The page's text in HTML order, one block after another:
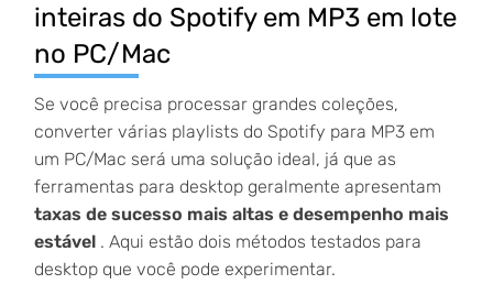
inteiras do Spotify em MP3 em lote
no PC/Mac
Se você precisa processar grandes coleções,
converter várias playlists do Spotify para MP3 em
um PC/Mac será uma solução ideal, já que as
ferramentas para desktop geralmente apresentam
taxas de sucesso mais altas e desempenho mais
estável. Aqui estão dois métodos testados para
desktop que você pode experimentar.